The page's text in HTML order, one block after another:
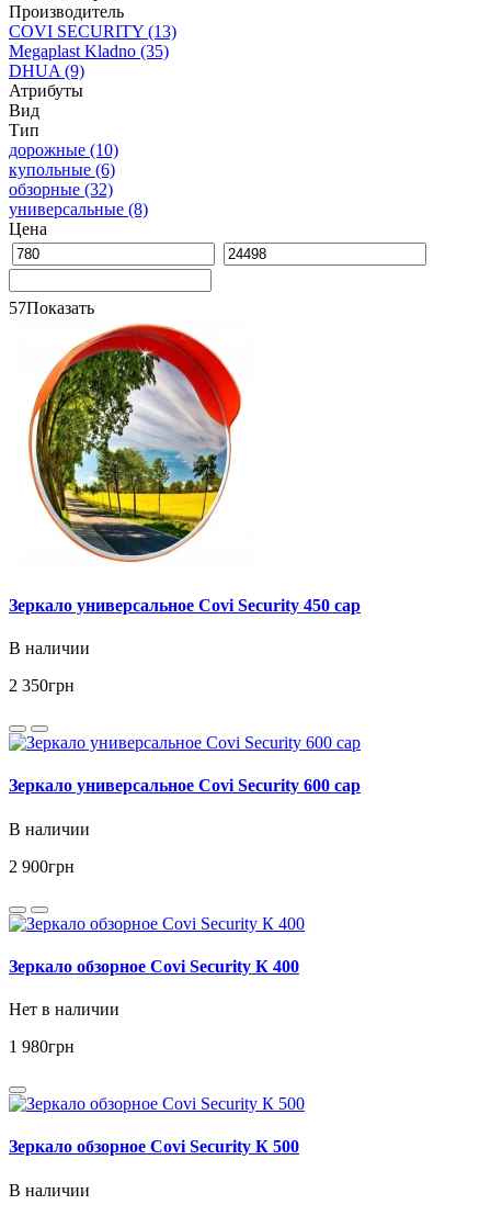
Производитель
COVI SECURITY (13)
Megaplast Kladno (35)
DHUA (9)
Атрибуты
Вид
Тип
дорожные (10)
купольные (6)
обзорные (32)
универсальные (8)
Цена
57Показать
Зеркало универсальное Covi Security 450 cap
В наличии
2 350грн
Зеркало универсальное Covi Security 600 cap
В наличии
2 900грн
Зеркало обзорное Covi Security К 400
Нет в наличии
1 980грн
Зеркало обзорное Covi Security К 500
В наличии